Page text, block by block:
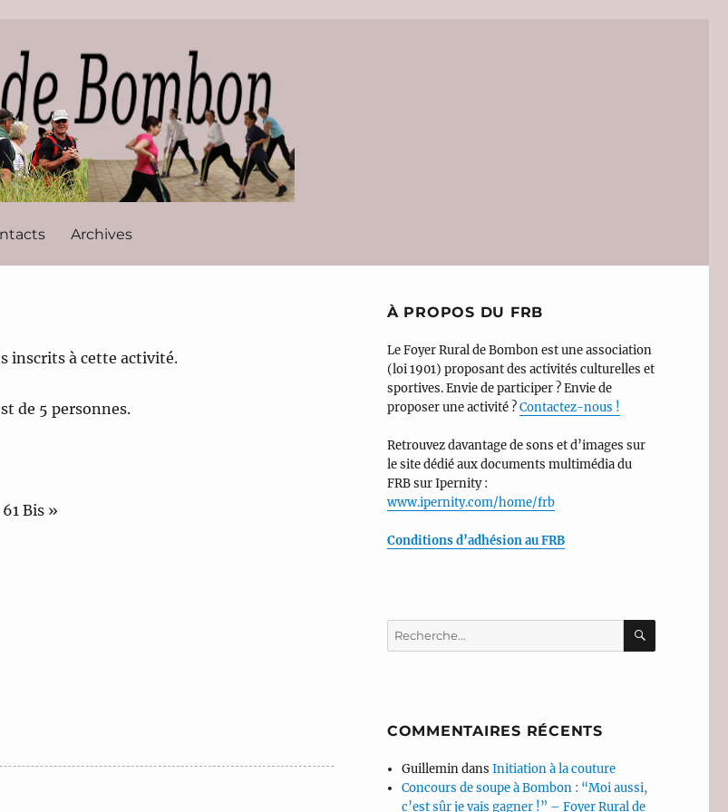
Archives
inscrits à cette activité.
de 5 personnes.
Bis »
À PROPOS DU FRB
Le Foyer Rural de Bombon est une association
(loi 1901) proposant des activités culturelles et
sportives. Envie de participer ? Envie de
proposer une activité ?Contactez-nous !
Retrouvez davantage de sons et d’images sur
le site dédié aux documents multimédia du
FRB sur Ipernity :
www.ipernity.com/home/frb
Conditions d’adhésion au FRB
Recherche
pour :
COMMENTAIRES RÉCENTS
GuillemindansInitiation à la couture
Concours de soupe à Bombon : “Moi aussi,
c’est sûr je vais gagner !” – Foyer Rural de